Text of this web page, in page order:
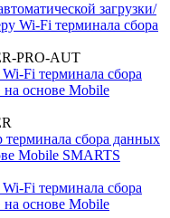
загрузки/
Wi-Fi терминала сбора
PRO-AUT
Fi терминала сбора
основе Mobile
терминала сбора данных
Mobile SMARTS
Fi терминала сбора
основе Mobile